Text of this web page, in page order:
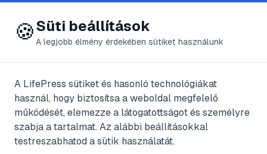
😍 LifePress
@explorer
2025. november 25. perc olvasás
Medence
🍪Süti beállítások
A legjobb élmény érdekében sütiket használunk
A LifePress sütiket és hasonló technológiákat
használ, hogy biztosítsa a weboldal megfelelő
működését, elemezze a látogatottságot és személyre
szabja a tartalmat. Az alábbi beállításokkal
testreszabhatod a sütik használatát.